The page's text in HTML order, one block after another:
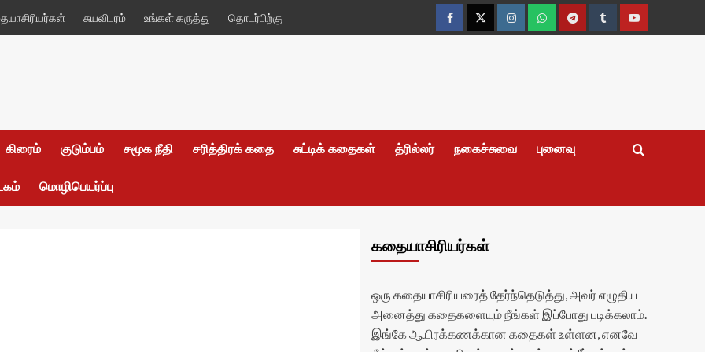
சுயவிபரம் உங்கள் கருத்து தொடர்பிற்கு
FacebookTwitterInstagramWhatsappTelegramTumblrYouTube
கிரைம் குடும்பம் சமூக நீதி சரித்திரக் கதை சுட்டிக் கதைகள் த்ரில்லர் நகைச்சுவை புனைவு
மொழிபெயர்ப்பு
கதையாசிரியர்கள்
ஒரு கதையாசிரியரைத் தேர்ந்தெடுத்து, அவர் எழுதிய
அனைத்து கதைகளையும் நீங்கள் இப்போது படிக்கலாம்.
இங்கே ஆயிரக்கணக்கான கதைகள் உள்ளன, எனவே